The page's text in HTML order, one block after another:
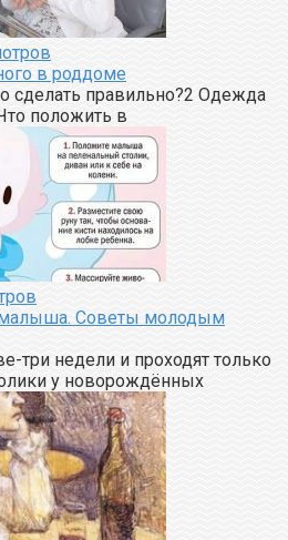
в роддоме
сделать правильно?2 Одежда
положить в
малыша. Советы молодым
три недели и проходят только
у новорождённых